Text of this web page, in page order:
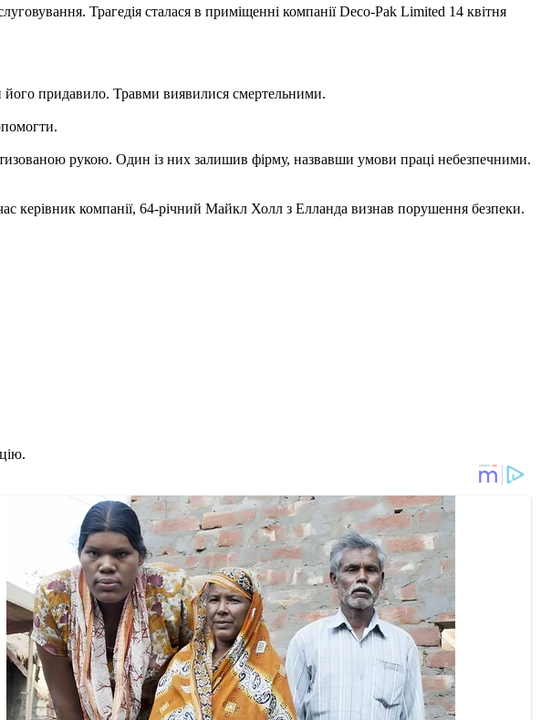
Трагедія сталася в приміщенні компанії Deco-Pak Limited 14 квітня
його придавило. Травми виявилися смертельними.
рукою. Один із них залишив фірму, назвавши умови праці небезпечними.
керівник компанії, 64-річний Майкл Холл з Елланда визнав порушення безпеки.